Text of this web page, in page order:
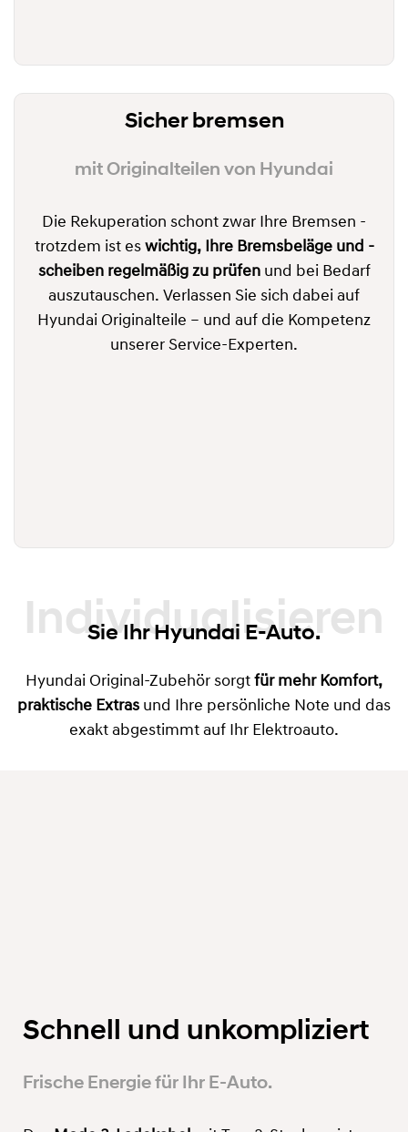
Sicher bremsen
mit Originalteilen von Hyundai
Die Rekuperation schont zwar Ihre Bremsen -
trotzdem ist es wichtig, Ihre Bremsbeläge und -
scheiben regelmäßig zu prüfenund bei Bedarf
auszutauschen. Verlassen Sie sich dabei auf
Hyundai Originalteile – und auf die Kompetenz
unserer Service-Experten.
Individualisieren
Sie Ihr Hyundai E-Auto.
Hyundai Original-Zubehör sorgt für mehr Komfort,
praktische Extras und Ihre persönliche Note und das
exakt abgestimmt auf Ihr Elektroauto.
Schnell und unkompliziert
Frische Energie für Ihr E-Auto.